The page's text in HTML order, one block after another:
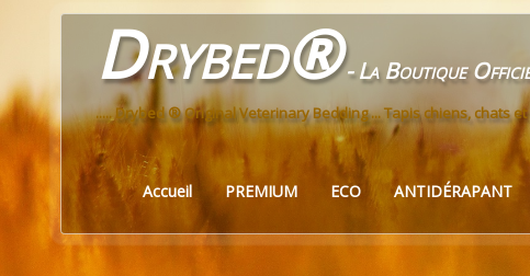
Drybed®- La Boutique
..... Drybed ® Original Veterinary Bedding ... Tapis chiens, chats et
Accueil PREMIUM ECO ANTIDÉRAPANT